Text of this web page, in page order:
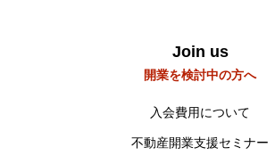
Join us
開業を検討中の方へ
入会費用について
不動産開業支援セミナー